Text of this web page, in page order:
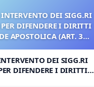
DEI SIGG.RI
DIFENDERE I DIRITTI
APOSTOLICA (ART. 3
DEI SIGG.RI
DIFENDERE I DIRITTI
(ART. 3 UDG)